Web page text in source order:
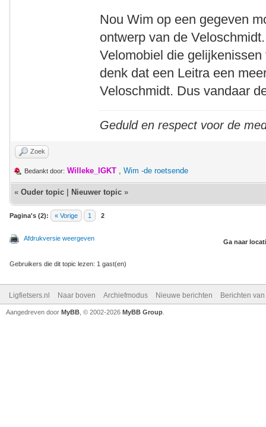
Nou Wim op een gegeven
ontwerp van de
Velomobiel die
denk dat een Leitra een
Veloschmidt. Dus vandaar
Geduld en respect voor de
Zoek
Bedankt door: Willeke_IGKT , Wim -de roetsende
« Ouder topic Nieuwer topic »
Pagina's (2): « Vorige 1 2
Afdrukversie weergeven Ga naar
Gebruikers die dit topic lezen: 1 gast(en)
Ligfietsers.nl Naar boven Archiefmodus Nieuwe berichten Berichten
Aangedreven door MyBB , © 2002-2026 MyBB Group